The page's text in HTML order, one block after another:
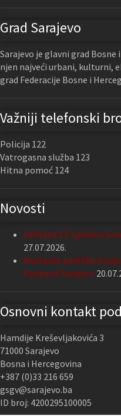
Grad Sarajevo
Sarajevo je glavni grad
njen najveći urbani, kulturni,
grad Federacije Bosne i
Važniji telefonski
Policija 122
Vatrogasna služba 123
Hitna pomoć 124
Novosti
Održana 13. sjednica
27.07.2026.
Nastavak podrške
Kantona Sarajevo
Osnovni kontakt
Hamdije Kreševljakovića 3
71000 Sarajevo
Bosna i Hercegovina
+387 (0)33 216 659
gsgv@sarajevo.ba
ID broj: 4200295100005